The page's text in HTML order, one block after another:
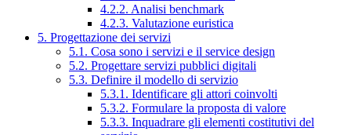
4.2.2. Analisi benchmark
4.2.3. Valutazione euristica
5. Progettazione dei servizi
5.1. Cosa sono i servizi e il service design
5.2. Progettare servizi pubblici digitali
5.3. Definire il modello di servizio
5.3.1. Identificare gli attori coinvolti
5.3.2. Formulare la proposta di valore
5.3.3. Inquadrare gli elementi costitutivi del